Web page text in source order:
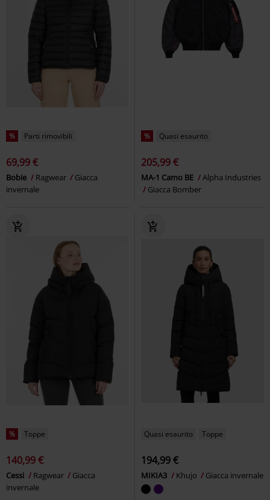
% Parti rimovibili
69,99 €
Bobie Ragwear
Giacca
invernale
% Quasi esaurito
205,99 €
MA-1 Camo BE
Alpha Industries
Giacca Bomber
% Toppe
140,99 €
Cessi Ragwear
Giacca
invernale
Quasi esaurito Toppe
194,99 €
MIKIA3 Khujo Giacca invernale